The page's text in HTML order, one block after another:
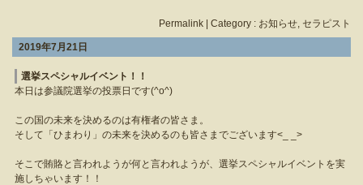
Permalink | Category : お知らせ, セラピスト
2019年7月21日
選挙スペシャルイベント！！
本日は参議院選挙の投票日です(^o^)
この国の未来を決めるのは有権者の皆さま。
そして「ひまわり」の未来を決めるのも皆さまでございます<_ _>
そこで賄賂と言われようが何と言われようが、選挙スペシャルイベントを実
施しちゃいます！！